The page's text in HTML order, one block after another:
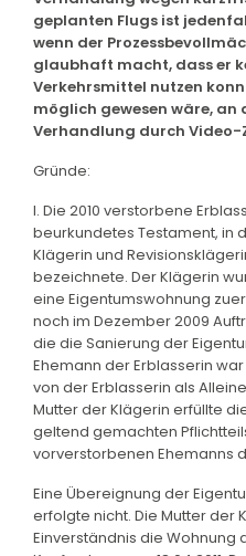
geplanten Flugs ist
wenn der
glaubhaft macht, dass er
Verkehrsmittel nutzen
möglich gewesen wäre, an
Verhandlung durch
Gründe:
I. Die 2010 verstorbene
beurkundetes Testament, in
Klägerin und
bezeichnete. Der Klägerin
eine Eigentumswohnung
noch im Dezember 2009
die die Sanierung der
Ehemann der Erblasserin
von der Erblasserin als
Mutter der Klägerin erfüllte
geltend gemachten
vorverstorbenen Ehemanns
Eine Übereignung der
erfolgte nicht. Die Mutter der
Einverständnis die